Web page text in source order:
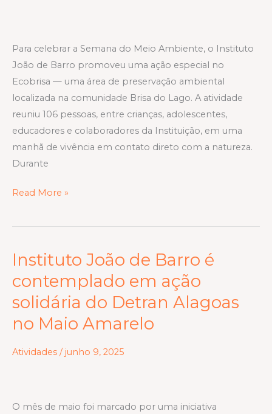
Para celebrar a Semana do Meio Ambiente, o Instituto
João de Barro promoveu uma ação especial no
Ecobrisa — uma área de preservação ambiental
localizada na comunidade Brisa do Lago. A atividade
reuniu 106 pessoas, entre crianças, adolescentes,
educadores e colaboradores da Instituição, em uma
manhã de vivência em contato direto com a natureza.
Durante
e
consciência
no
Ecobrisa
Read More »
Instituto João de Barro é
contemplado em ação
solidária do Detran Alagoas
no Maio Amarelo
Atividades / junho 9, 2025
O mês de maio foi marcado por uma iniciativa
Instituto
de
Barro
é
em
do